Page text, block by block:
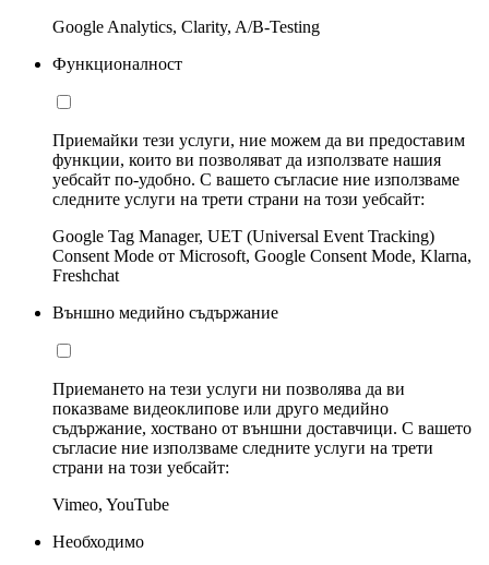
Google Analytics, Clarity, A/B-Testing
Функционалност
Приемайки тези услуги, ние можем да ви предоставим
функции, които ви позволяват да използвате нашия
уебсайт по-удобно. С вашето съгласие ние използваме
следните услуги на трети страни на този уебсайт:
Google Tag Manager, UET (Universal Event Tracking)
Consent Mode от Microsoft, Google Consent Mode, Klarna,
Freshchat
Външно медийно съдържание
Приемането на тези услуги ни позволява да ви
показваме видеоклипове или друго медийно
съдържание, хоствано от външни доставчици. С вашето
съгласие ние използваме следните услуги на трети
страни на този уебсайт:
Vimeo, YouTube
Необходимо